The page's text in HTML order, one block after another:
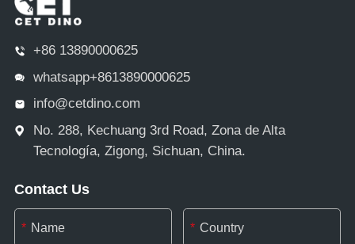
+86 13890000625
whatsapp+8613890000625
info@cetdino.com
No. 288, Kechuang 3rd Road, Zona de Alta
Tecnología, Zigong, Sichuan, China.
Contact Us
* *